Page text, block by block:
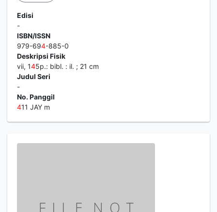
Edisi
-
ISBN/ISSN
979-694-885-0
Deskripsi Fisik
vii, 145p.: bibl. : il. ; 21 cm
Judul Seri
-
No. Panggil
411 JAY m